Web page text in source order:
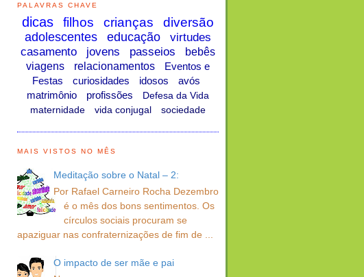
PALAVRAS CHAVE
dicas filhos crianças diversão
adolescentes educação
virtudes
casamento
jovens passeios
bebês
viagens
relacionamentos
Eventos e
Festas
curiosidades idosos
avós
matrimônio
profissões
Defesa da Vida
maternidade
vida conjugal sociedade
MAIS VISTOS NO MÊS
Meditação sobre o Natal – 2:
Por Rafael Carneiro Rocha Dezembro
é o mês dos bons sentimentos. Os
círculos sociais procuram se
apaziguar nas confraternizações de fim de ...
O impacto de ser mãe e pai